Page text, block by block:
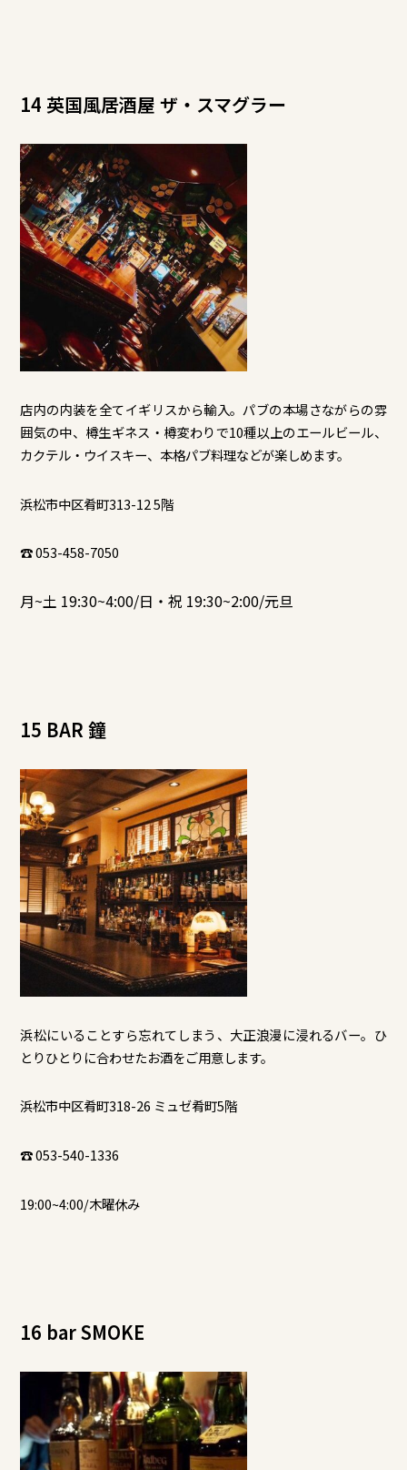
14 英国風居酒屋 ザ・スマグラー
店内の内装を全てイギリスから輸入。パブの本場さながらの雰
囲気の中、樽生ギネス・樽変わりで10種以上のエールビール、
カクテル・ウイスキー、本格パブ料理などが楽しめます。
浜松市中区肴町313-12 5階
☎ 053-458-7050
月~土 19:30~4:00/日・祝 19:30~2:00/元旦
15 BAR 鐘
浜松にいることすら忘れてしまう、大正浪漫に浸れるバー。ひ
とりひとりに合わせたお酒をご用意します。
浜松市中区肴町318-26 ミュゼ肴町5階
☎ 053-540-1336
19:00~4:00/木曜休み
16 bar SMOKE